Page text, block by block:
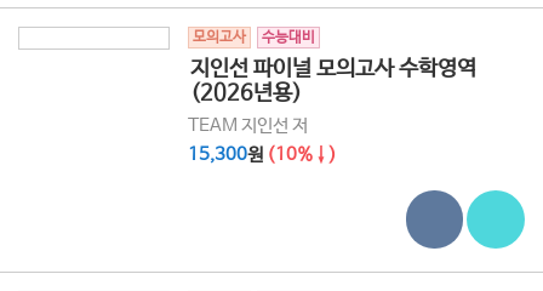
모의고사 수능대비
지인선 파이널 모의고사 수학영역
(2026년용)
TEAM 지인선 저
15,300원 (10%↓)